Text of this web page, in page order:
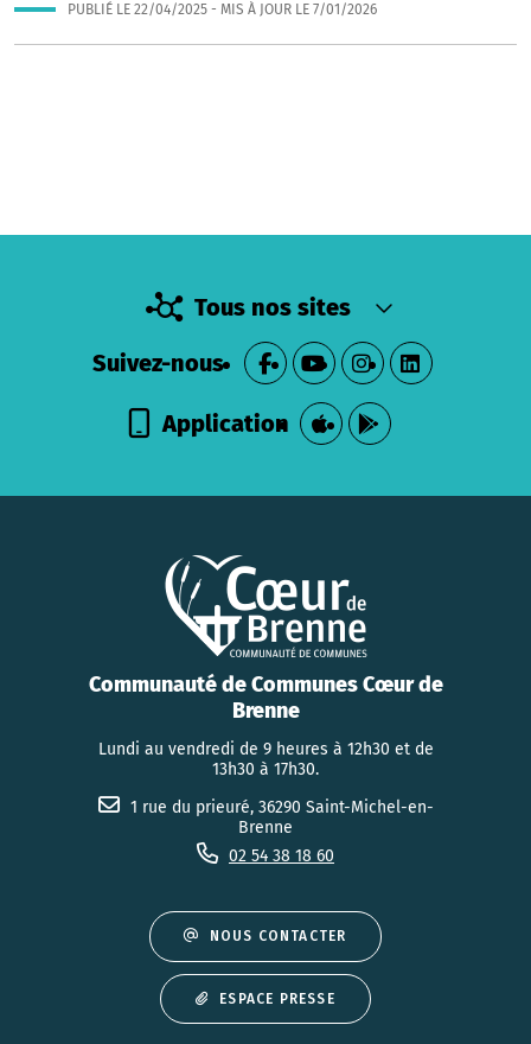
PUBLIÉ LE 22/04/2025 - MIS À JOUR LE 7/01/2026
Tous nos sites
Suivez-nous
Application
Communauté de Communes Cœur de
Brenne
Lundi au vendredi de 9 heures à 12h30 et de
13h30 à 17h30.
1 rue du prieuré, 36290 Saint-Michel-en-
Brenne
02 54 38 18 60
NOUS CONTACTER
ESPACE PRESSE